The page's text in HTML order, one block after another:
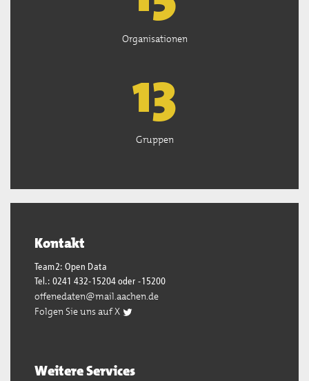
Organisationen
13
Gruppen
Kontakt
Team2: Open Data
Tel.: 0241 432-15204 oder -15200
offenedaten@mail.aachen.de
Folgen Sie uns auf X
Weitere Services